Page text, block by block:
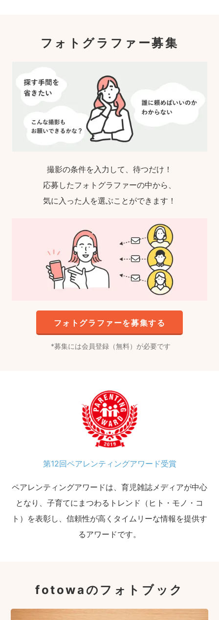
フォトグラファー募集
撮影の条件を入力して、待つだけ！
応募したフォトグラファーの中から、
気に入った人を選ぶことができます！
フォトグラファーを募集する
募集には会員登録（無料）が必要です
第12回ペアレンティングアワード受賞
ペアレンティングアワードは、育児雑誌メディアが中心
となり、子育てにまつわるトレンド（ヒト・モノ・コ
ト）を表彰し、信頼性が高くタイムリーな情報を提供す
るアワードです。
fotowaのフォトブック